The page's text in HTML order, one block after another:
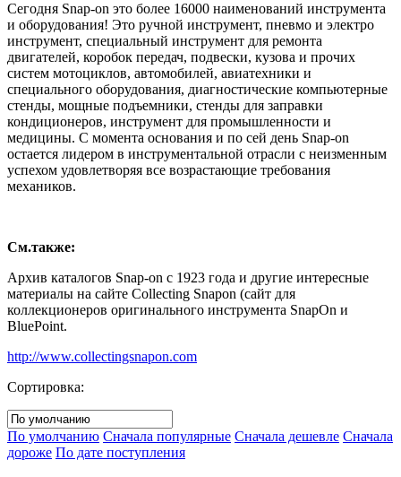
Сегодня Snap-on это более 16000 наименований инструмента
и оборудования! Это ручной инструмент, пневмо и электро
инструмент, специальный инструмент для ремонта
двигателей, коробок передач, подвески, кузова и прочих
систем мотоциклов, автомобилей, авиатехники и
специального оборудования, диагностические компьютерные
стенды, мощные подъемники, стенды для заправки
кондиционеров, инструмент для промышленности и
медицины. С момента основания и по сей день Snap-on
остается лидером в инструментальной отрасли с неизменным
успехом удовлетворяя все возрастающие требования
механиков.
См.также:
Архив каталогов Snap-on с 1923 года и другие интересные
материалы на сайте Collecting Snapon (сайт для
коллекционеров оригинального инструмента SnapOn и
BluePoint.
http://www.collectingsnapon.com
Сортировка:
По умолчанию Сначала популярные Сначала дешевле Сначала
дороже По дате поступления